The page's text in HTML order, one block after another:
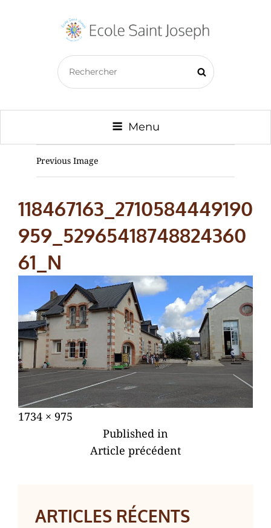
ECOLE SAINT JOSEPH –
BAZOUGES CRÉ SUR LOIR
Search
for:
Search
Menu
Previous Image
118467163_2710584449190
959_52965418748824360
61_N
Posted
27
Full
1734 × 975
NAVIGATIONPublished in
Article précédent
ARTICLES RÉCENTS